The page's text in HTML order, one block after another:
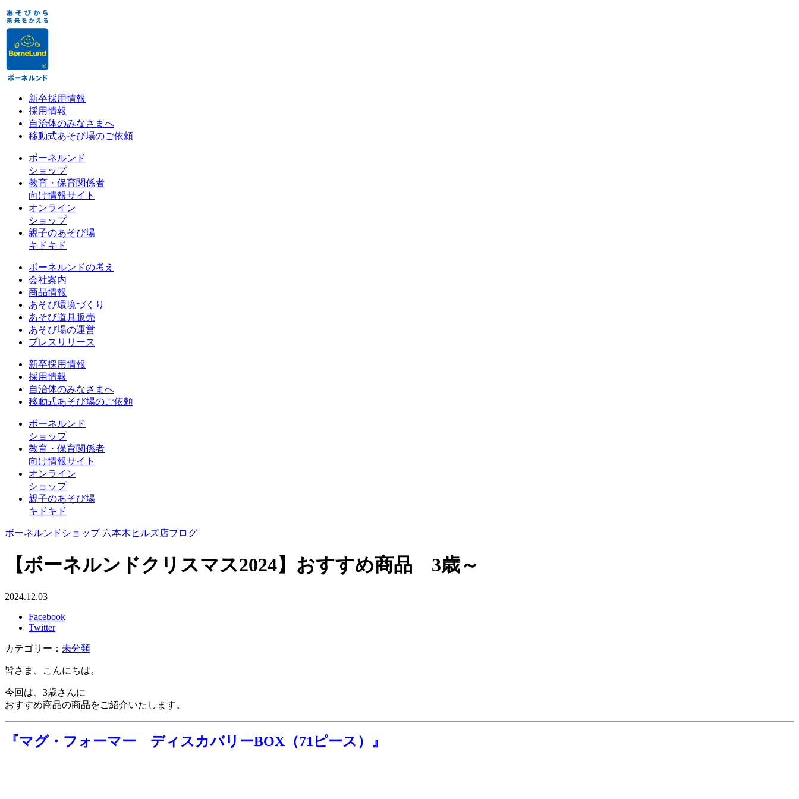
新卒採用情報
採用情報
自治体のみなさまへ
移動式あそび場のご依頼
ボーネルンド
ショップ
教育・保育関係者
向け情報サイト
オンライン
ショップ
親子のあそび場
キドキド
ボーネルンドの考え
会社案内
商品情報
あそび環境づくり
あそび道具販売
あそび場の運営
プレスリリース
新卒採用情報
採用情報
自治体のみなさまへ
移動式あそび場のご依頼
ボーネルンド
ショップ
教育・保育関係者
向け情報サイト
オンライン
ショップ
親子のあそび場
キドキド
ボーネルンドショップ 六本木ヒルズ店ブログ
【ボーネルンドクリスマス2024】おすすめ商品 3歳～
2024.12.03
Facebook
Twitter
カテゴリー： 未分類
皆さま、こんにちは。
今回は、3歳さんに
おすすめ商品の商品をご紹介いたします。
『マグ・フォーマー ディスカバリーBOX（71ピース）』